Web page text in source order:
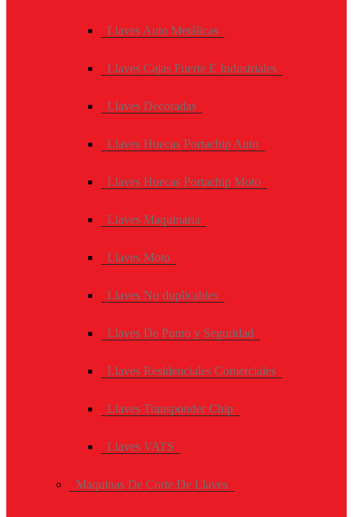
Llaves Auto Metálicas
Llaves Cajas Fuerte E Industriales
Llaves Decoradas
Llaves Huecas Portachip Auto
Llaves Huecas Portachip Moto
Llaves Maquinaria
Llaves Moto
Llaves No duplicables
Llaves De Punto y Seguridad
Llaves Residenciales Comerciales
Llaves Transponder Chip
Llaves VATS
Maquinas De Corte De Llaves